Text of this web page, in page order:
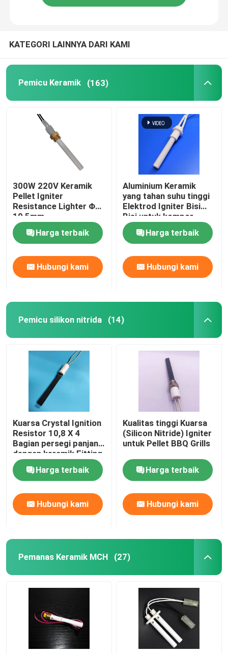
KATEGORI LAINNYA DARI KAMI
Pemicu Keramik (163)
300W 220V Keramik
Pellet Igniter
Resistance Lighter Φ
10,5mm
Harga terbaik
Hubungi kami
Aluminium Keramik
yang tahan suhu tinggi
Elektrod Igniter Bisi
Bisi untuk kompor
pelet
Harga terbaik
Hubungi kami
Pemicu silikon nitrida (14)
Kuarsa Crystal Ignition
Resistor 10,8 X 4
Bagian persegi panjang
dengan keramik Fitting
Flange Untuk boiler
KomporHarga terbaik
Hubungi kami
Kualitas tinggi Kuarsa
(Silicon Nitride) Igniter
untuk Pellet BBQ Grills
Harga terbaik
Hubungi kami
Pemanas Keramik MCH (27)